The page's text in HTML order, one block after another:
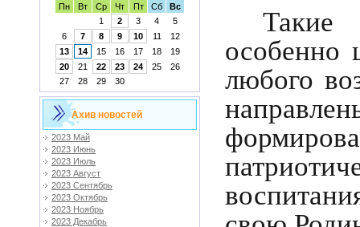
Пн
Вт Ср Чт Пт Сб
Вс
1
2 3 4
5
6
7 8 9 10 11
12
13
14 15 16 17 18
19
20
21 22 23 24 25
26
27
28 29 30
Ахив новостей
2023 Май
2023 Июнь
2023 Июль
2023 Август
2023 Сентябрь
2023 Октябрь
2023 Ноябрь
2023 Декабрь
особенно
любого